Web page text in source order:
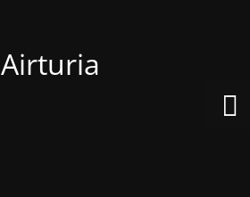
Airturia